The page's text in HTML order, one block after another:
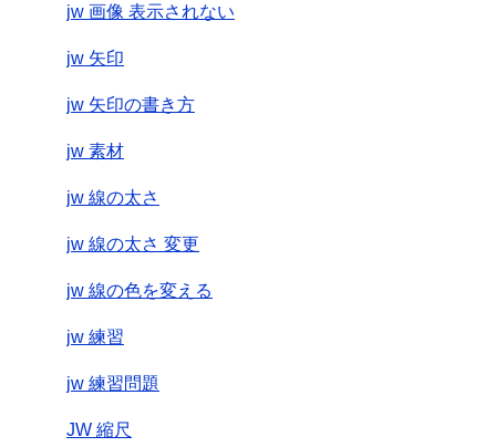
jw 画像 表示されない
jw 矢印
jw 矢印の書き方
jw 素材
jw 線の太さ
jw 線の太さ 変更
jw 線の色を変える
jw 練習
jw 練習問題
JW 縮尺